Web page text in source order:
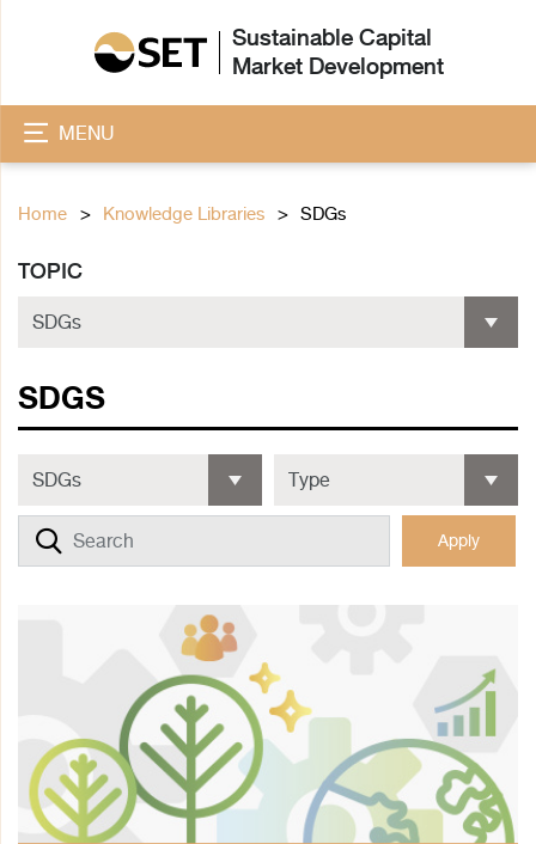
Sustainable Capital
Market Development
MENU
Home Knowledge Libraries SDGs
TOPIC
SDGS
Apply